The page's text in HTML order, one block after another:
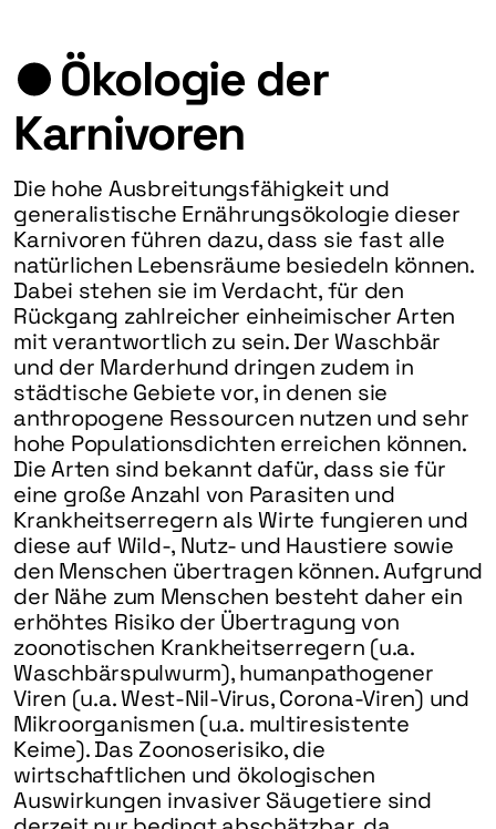
Ökologie der
Karnivoren
Die hohe Ausbreitungsfähigkeit und
generalistische Ernährungsökologie dieser
Karnivoren führen dazu, dass sie fast alle
natürlichen Lebensräume besiedeln können.
Dabei stehen sie im Verdacht, für den
Rückgang zahlreicher einheimischer Arten
mit verantwortlich zu sein. Der Waschbär
und der Marderhund dringen zudem in
städtische Gebiete vor, in denen sie
anthropogene Ressourcen nutzen und sehr
hohe Populationsdichten erreichen können.
Die Arten sind bekannt dafür, dass sie für
eine große Anzahl von Parasiten und
Krankheitserregern als Wirte fungieren und
diese auf Wild-, Nutz- und Haustiere sowie
den Menschen übertragen können. Aufgrund
der Nähe zum Menschen besteht daher ein
erhöhtes Risiko der Übertragung von
zoonotischen Krankheitserregern (u.a.
Waschbärspulwurm), humanpathogener
Viren (u.a. West-Nil-Virus, Corona-Viren) und
Mikroorganismen (u.a. multiresistente
Keime). Das Zoonoserisiko, die
wirtschaftlichen und ökologischen
Auswirkungen invasiver Säugetiere sind